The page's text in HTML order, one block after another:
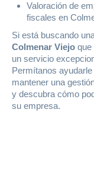
Valoración de
fiscales en
Si está buscando
Colmenar Viejo que
un servicio
Permítanos
mantener una
y descubra cómo
su empresa.